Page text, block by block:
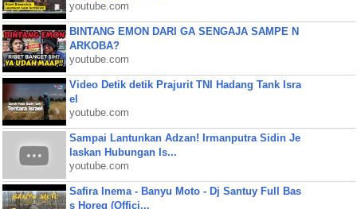
youtube.com
BINTANG EMON DARI GA SENGAJA SAMPE N
ARKOBA?
youtube.com
Video Detik detik Prajurit TNI Hadang Tank Isra
el
youtube.com
Sampai Lantunkan Adzan! Irmanputra Sidin Je
laskan Hubungan Is...
youtube.com
Safira Inema - Banyu Moto - Dj Santuy Full Bas
s Horeg (Offici...